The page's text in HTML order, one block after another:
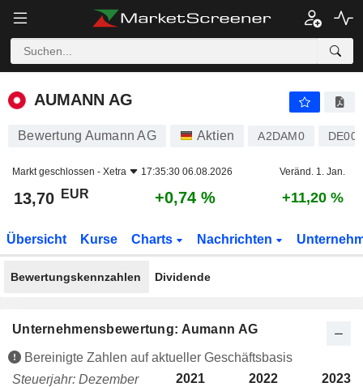
AUMANN AG
AUMANN AG
Bewertung Aumann AG Aktien A2DAM0
Markt geschlossen - Xetra 17:35:30 06.08.2026 Veränd. 1. Jan.
13,70 EUR +0,74 % +11,20 %
Übersicht Kurse Charts Nachrichten
Bewertungskennzahlen Dividende
Unternehmensbewertung: Aumann AG
Bereinigte Zahlen auf aktueller Geschäftsbasis
Steuerjahr: Dezember
2021 2022
2023